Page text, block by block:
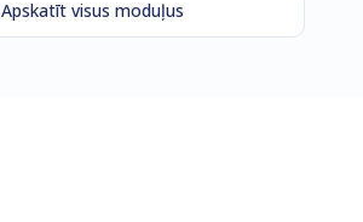
Apskatīt visus moduļus